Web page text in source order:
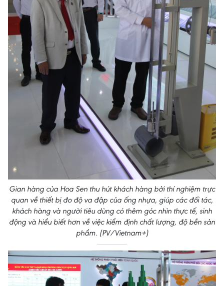
Gian hàng của Hoa Sen thu hút khách hàng bởi thí nghiệm trực
quan về thiết bị đo độ va đập của ống nhựa, giúp các đối tác,
khách hàng và người tiêu dùng có thêm góc nhìn thực tế, sinh
động và hiểu biết hơn về việc kiểm định chất lượng, độ bền sản
phẩm. (PV/Vietnam+)